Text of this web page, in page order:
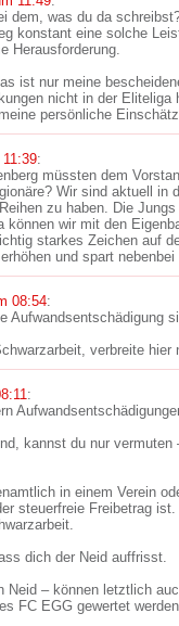
dem, was du da
konstant eine solche
Herausforderung.
ist nur meine
nicht in der Eliteliga
persönliche
:
müssten dem
Wir sind aktuell in
zu haben. Die
wir mit den
starkes Zeichen auf
und spart
08:54:
Aufwandsentschädigung
verbreite
:
kannst du nur
in einem Verein
steuerfreie Freibetrag ist.
dich der Neid auffrisst.
Neid – können letztlich
FC EGG gewertet